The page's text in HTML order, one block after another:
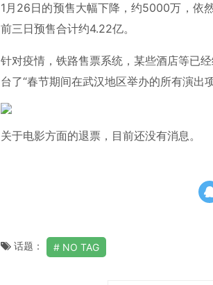
1月26日的预售大幅下降，约5000万，依
前三日预售合计约4.22亿。
针对疫情，铁路售票系统，某些酒店等已
台了“春节期间在武汉地区举办的所有演出
关于电影方面的退票，目前还没有消息。
话题： NO TAG